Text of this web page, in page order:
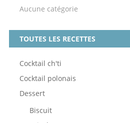
Aucune catégorie
TOUTES LES RECETTES
Cocktail ch'ti
Cocktail polonais
Dessert
Biscuit